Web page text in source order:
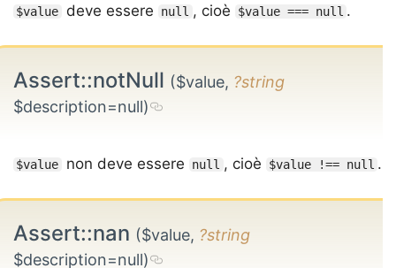
$value deve essere null , cioè $value === null .
Assert::notNull ($value, ?string
$description=null)
$value non deve essere null , cioè $value !== null .
Assert::nan ($value, ?string
$description=null)